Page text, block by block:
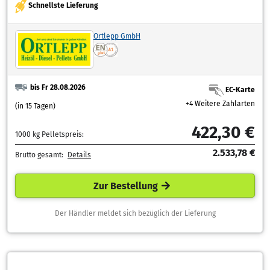
Schnellste Lieferung
Ortlepp GmbH
bis Fr 28.08.2026
(in 15 Tagen)
EC-Karte
+4 Weitere Zahlarten
1000 kg Pelletspreis: 422,30 €
Brutto gesamt: Details 2.533,78 €
Zur Bestellung
Der Händler meldet sich bezüglich der Lieferung